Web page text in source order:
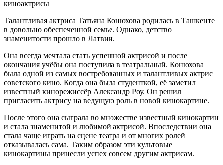
Талантливая актриса Татьяна Конюхова родилась в Ташкенте
в довольно обеспеченной семье. Однако, детство
знаменитости прошло в Латвии.
Она всегда мечтала стать успешной актрисой и после
окончания учёбы она поступила в театральный. Конюхова
была одной из самых востребованных и талантливых актрис
советского кино. Когда она была студенткой, её заметил
известный кинорежиссёр Александр Роу. Он решил
пригласить актрису на ведущую роль в новой кинокартине.
После этого она сыграла во множестве известный кинокартин
и стала знаменитой и любимой актрисой. Впоследствии она
стала чаще играть на сцене театра и от многих ролей
отказывалась сама. Таким образом эти культовые
кинокартины принесли успех совсем другим актрисам.